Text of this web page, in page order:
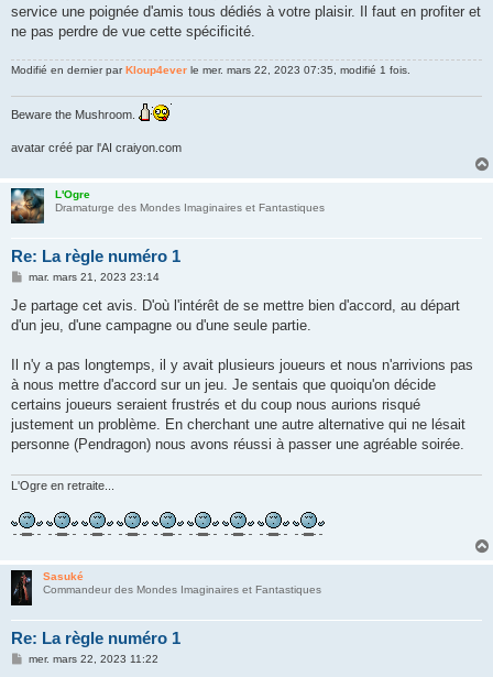
service une poignée d'amis tous dédiés à votre plaisir. Il faut en profiter et
ne pas perdre de vue cette spécificité.
Modifié en dernier parKloup4ever le mer. mars 22, 2023 07:35, modifié 1 fois.
Beware the Mushroom.
avatar créé par l'AI craiyon.com
L'Ogre
Dramaturge des Mondes Imaginaires et Fantastiques
Re: La règle numéro 1
M
s
a
mar. mars 21, 2023 23:14
Je partage cet avis. D'où l'intérêt de se mettre bien d'accord, au départ
d'un jeu, d'une campagne ou d'une seule partie.
Il n'y a pas longtemps, il y avait plusieurs joueurs et nous n'arrivions pas
à nous mettre d'accord sur un jeu. Je sentais que quoiqu'on décide
certains joueurs seraient frustrés et du coup nous aurions risqué
justement un problème. En cherchant une autre alternative qui ne lésait
personne (Pendragon) nous avons réussi à passer une agréable soirée.
L'Ogre en retraite...
Sasuké
Commandeur des Mondes Imaginaires et Fantastiques
Re: La règle numéro 1
Mmer. mars 22, 2023 11:22